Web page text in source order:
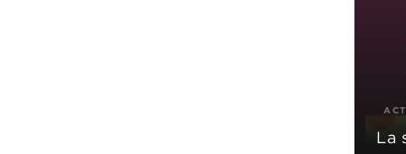
La